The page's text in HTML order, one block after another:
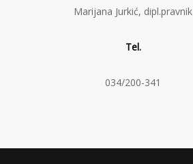
Marijana Jurkić, dipl.pravnik
Tel.
034/200-341